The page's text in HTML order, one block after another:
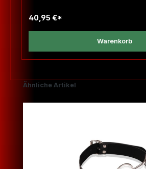
40,95 €*
Warenkorb
Produktgalerie überspringen
Ähnliche Artikel